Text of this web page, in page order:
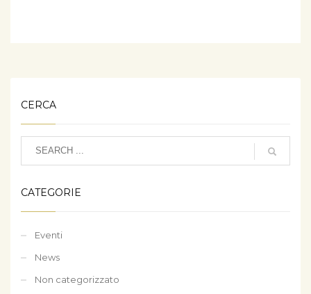
CERCA
CATEGORIE
Eventi
News
Non categorizzato